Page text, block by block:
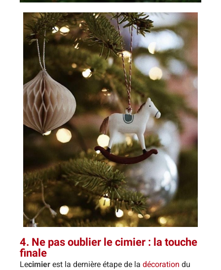
4. Ne pas oublier le cimier : la touche
finale
Lecimier est la dernière étape de la décoration du